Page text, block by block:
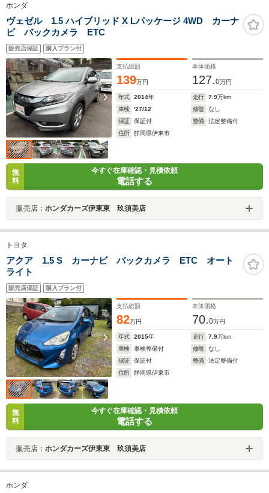
ホンダ
ヴェゼル 1.5 ハイブリッド X Lパッケージ 4WD カーナ
ビ バックカメラ ETC
販売店保証 購入プラン付
支払総額
139万円
本体価格
127.0万円
年式 2014年 走行 7.9万km
車検
'27/12 修復
なし
保証
保証付 整備
法定整備付
住所
静岡県伊東市
無
料
今すぐ在庫確認・見積依頼
電話する
販売店： ホンダカーズ伊東東 玖須美店
トヨタ
アクア 1.5 S カーナビ バックカメラ ETC オート
ライト
販売店保証 購入プラン付
支払総額
82万円
本体価格
70.0万円
年式 2015年 走行 7.9万km
車検
車検整備付 修復
なし
保証
保証付 整備
法定整備付
住所
静岡県伊東市
無
料
今すぐ在庫確認・見積依頼
電話する
販売店： ホンダカーズ伊東東 玖須美店
ホンダ